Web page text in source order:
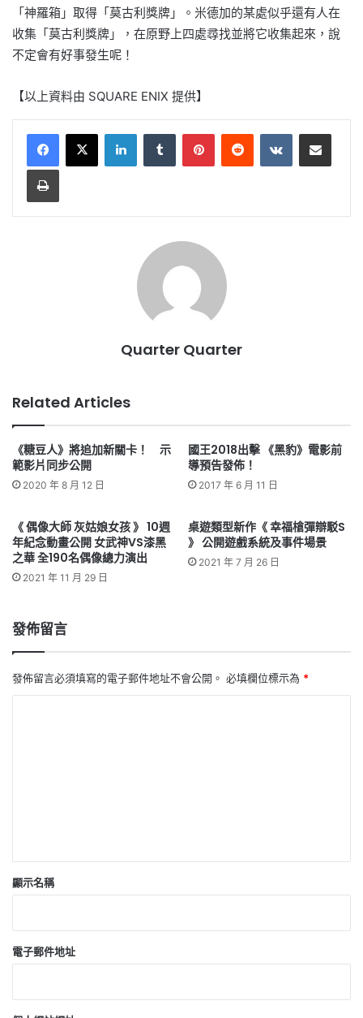
「神羅箱」取得「莫古利獎牌」。米德加的某處似乎還有人在
收集「莫古利獎牌」，在原野上四處尋找並將它收集起來，說
不定會有好事發生呢！
【以上資料由 SQUARE ENIX 提供】
LinkedInTumblr PinterestReddit VKontakteShare via Email
Print
Quarter Quarter
Related Articles
《糖豆人》將追加新關卡！ 示
範影片同步公開
2020 年 8 月 12 日
國王2018出擊 《黑豹》電影前
導預告發佈！
2017 年 6 月 11 日
《 偶像大師 灰姑娘女孩 》 10週
年紀念動畫公開 女武神VS漆黑
之華 全190名偶像總力演出
2021 年 11 月 29 日
桌遊類型新作《 幸福槍彈辯駁S
》 公開遊戲系統及事件場景
2021 年 7 月 26 日
發佈留言
發佈留言必須填寫的電子郵件地址不會公開。 必填欄位標示為 *
顯示名稱
電子郵件地址